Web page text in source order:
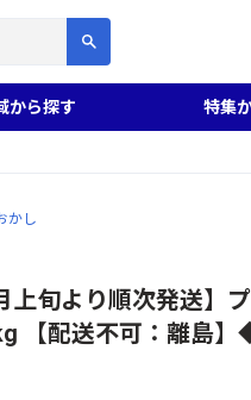
から探す 特集
かし
上旬より順次発送】
【配送不可：離島